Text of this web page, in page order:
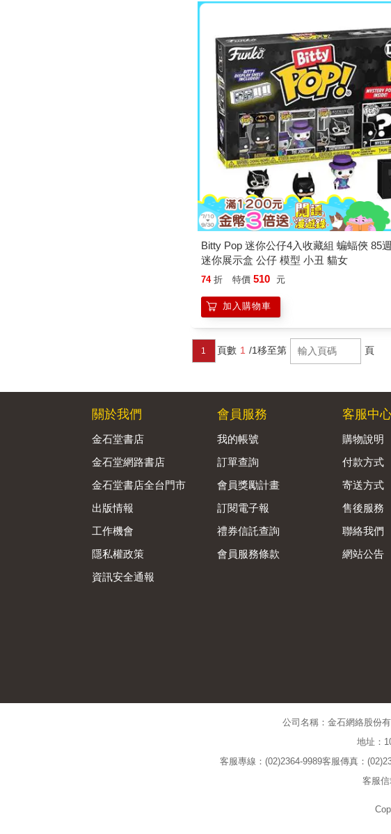
Bitty Pop 迷你公仔4入收藏組 蝙蝠俠 85
迷你展示盒 公仔 模型 小丑 貓女
74 折 特價 510 元
加入購物車
1 頁數 1 /1移至第 頁
關於我們
金石堂書店
金石堂網路書店
金石堂書店全台門市
出版情報
工作機會
隱私權政策
資訊安全通報
會員服務
我的帳號
訂單查詢
會員獎勵計畫
訂閱電子報
禮券信託查詢
會員服務條款
客服中
購物說明
付款方式
寄送方式
售後服務
聯絡我們
網站公告
公司名稱：金石網絡股份
地址：
客服專線：(02)2364-9989客服傳真：
客服